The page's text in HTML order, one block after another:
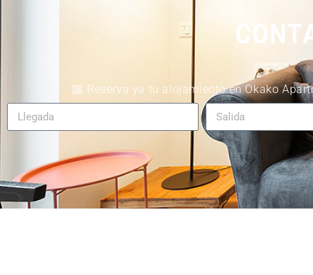
Reserva ya tu alojamiento en Okako